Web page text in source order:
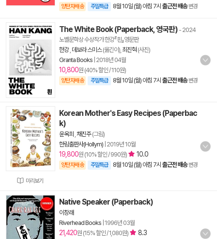
양탄자배송 주말특급 8월 10일 (월) 아침 7시 출근전 배송 변경
The White Book (Paperback, 영국판) - 2024
노벨문학상 수상작가 한강『흰』영문판
한강, 데보라 스미스(옮긴이), 최진혁 (사진)
Granta Books 2018년 04월
10,800원 (40% 할인 / 110원)
양탄자배송 주말특급 8월 10일 (월) 아침 7시 출근전 배송 변경
미리보기
Korean Mother's Easy Recipes (Paperbac
k)
윤옥희 채진주(그림)
한림출판사(Hollym) 2019년 10월
19,800원 (10% 할인 / 990원) 10.0
양탄자배송 주말특급 8월 10일 (월) 아침 7시 출근전 배송 변경
Native Speaker (Paperback)
이창래
Riverhead Books 1996년 03월
21,420원 (15% 할인 / 1,080원) 8.3